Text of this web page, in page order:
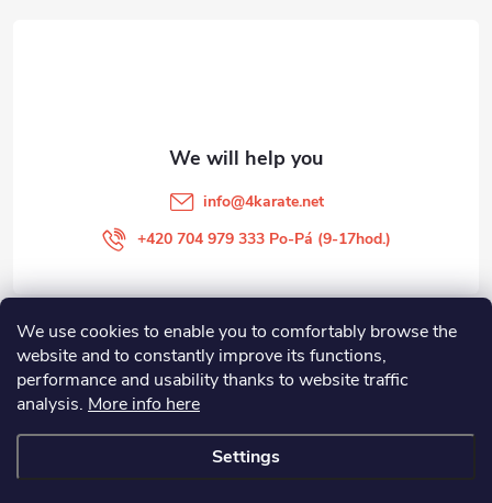
We use cookies to enable you to comfortably browse the
website and to constantly improve its functions,
performance and usability thanks to website traffic
analysis. More info here
Settings
info@4karate.net
+420 704 979 333 Po-Pá (9-17hod.)
O NÁKUPU
Facebook